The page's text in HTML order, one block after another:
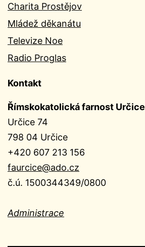
Charita Prostějov
Mládež děkanátu
Televize Noe
Radio Proglas
Kontakt
Římskokatolická farnost Určice
Určice 74
798 04 Určice
+420 607 213 156
faurcice@ado.cz
č.ú. 1500344349/0800
Administrace